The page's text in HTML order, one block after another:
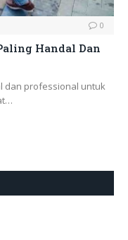
0
Handal Dan
dan professional untuk